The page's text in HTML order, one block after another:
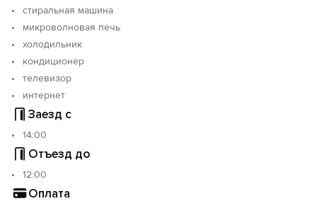
стиральная машина
микроволновая печь
холодильник
кондиционер
телевизор
интернет
Заезд с
14:00
Отъезд до
12:00
Оплата